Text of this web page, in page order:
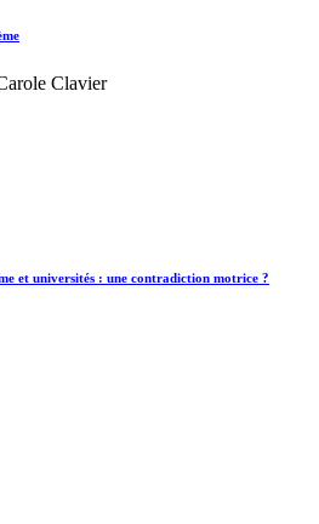
Clavier
et universités : une contradiction motrice ?